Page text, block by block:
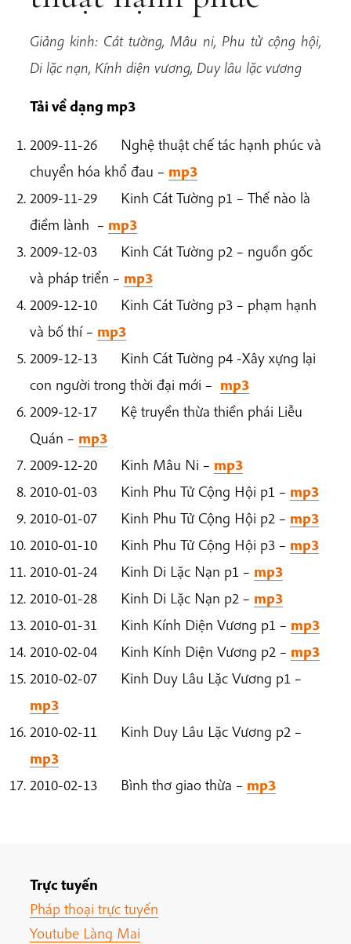
Giảng kinh: Cát tường, Mâu ni, Phu tử cộng hội,
Di lặc nạn, Kính diện vương, Duy lâu lặc vương
Tải về dạng mp3
2009-11-26 Nghệ thuật chế tác hạnh phúc và
chuyển hóa khổ đau – mp3
2009-11-29 Kinh Cát Tường p1 – Thế nào là
điềm lành – mp3
2009-12-03 Kinh Cát Tường p2 – nguồn gốc
và pháp triển – mp3
2009-12-10 Kinh Cát Tường p3 – phạm hạnh
và bố thí – mp3
2009-12-13 Kinh Cát Tường p4 -Xây xựng lại
con người trong thời đại mới – mp3
2009-12-17 Kệ truyền thừa thiền phái Liễu
Quán – mp3
2009-12-20 Kinh Mâu Ni – mp3
2010-01-03 Kinh Phu Tử Cộng Hội p1 – mp3
2010-01-07 Kinh Phu Tử Cộng Hội p2 – mp3
2010-01-10 Kinh Phu Tử Cộng Hội p3 – mp3
2010-01-24 Kinh Di Lặc Nạn p1 – mp3
2010-01-28 Kinh Di Lặc Nạn p2 – mp3
2010-01-31 Kinh Kính Diện Vương p1 – mp3
2010-02-04 Kinh Kính Diện Vương p2 – mp3
2010-02-07 Kinh Duy Lâu Lặc Vương p1 –
mp3
2010-02-11 Kinh Duy Lâu Lặc Vương p2 –
mp3
2010-02-13 Bình thơ giao thừa – mp3
Trực tuyến
Pháp thoại trực tuyến
Youtube Làng Mai